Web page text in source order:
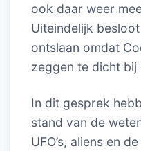
ook daar weer
Uiteindelijk
ontslaan omdat
zeggen te dicht bij
In dit gesprek
stand van de
UFO’s, aliens en